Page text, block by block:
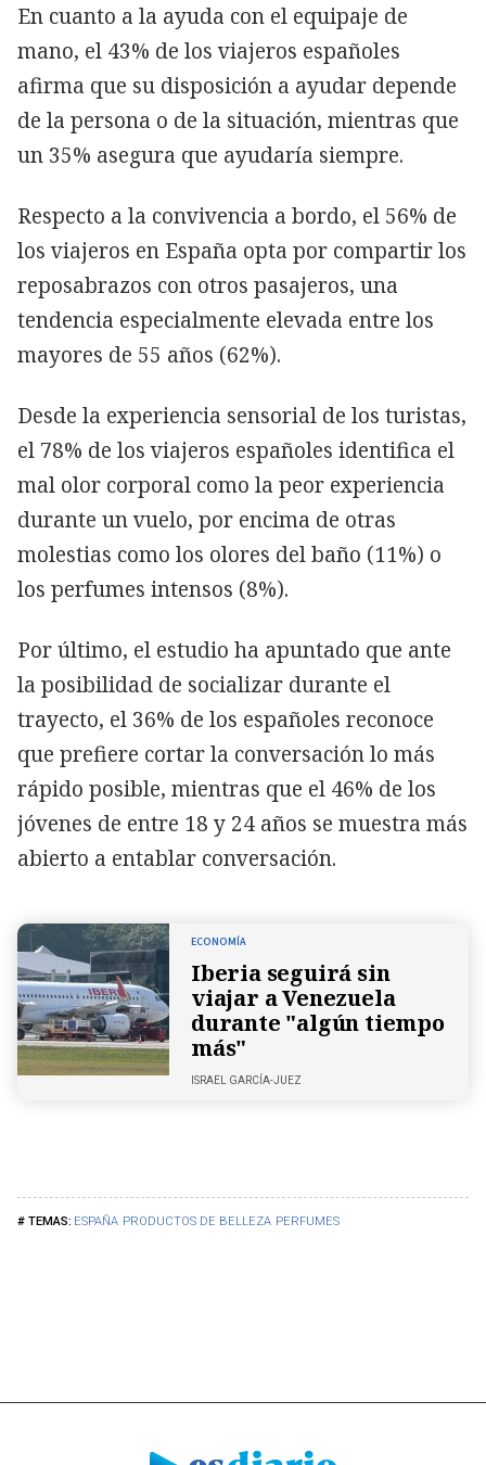
ESPAÑA PRODUCTOS DE BELLEZA PERFUMES
En cuanto a la ayuda con el equipaje de
mano, el 43% de los viajeros españoles
afirma que su disposición a ayudar depende
de la persona o de la situación, mientras que
un 35% asegura que ayudaría siempre.
Respecto a la convivencia a bordo, el 56% de
los viajeros en España opta por compartir los
reposabrazos con otros pasajeros, una
tendencia especialmente elevada entre los
mayores de 55 años (62%).
Desde la experiencia sensorial de los turistas,
el 78% de los viajeros españoles identifica el
mal olor corporal como la peor experiencia
durante un vuelo, por encima de otras
molestias como los olores del baño (11%) o
los perfumes intensos (8%).
Por último, el estudio ha apuntado que ante
la posibilidad de socializar durante el
trayecto, el 36% de los españoles reconoce
que prefiere cortar la conversación lo más
rápido posible, mientras que el 46% de los
jóvenes de entre 18 y 24 años se muestra más
abierto a entablar conversación.
ECONOMÍA
Iberia seguirá sin
viajar a Venezuela
durante "algún tiempo
más"
ISRAEL GARCÍA-JUEZ